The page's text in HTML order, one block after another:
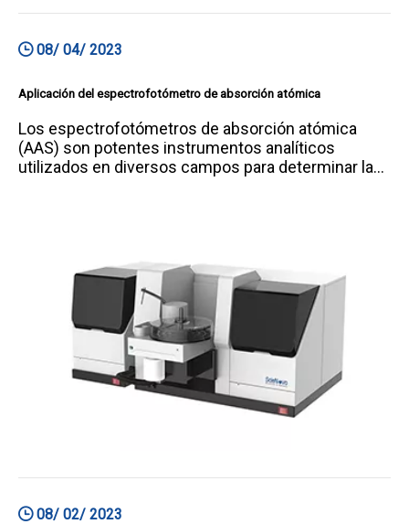
08/ 04/ 2023
Aplicación del espectrofotómetro de absorción atómica
Los espectrofotómetros de absorción atómica
(AAS) son potentes instrumentos analíticos
utilizados en diversos campos para determinar la
08/ 02/ 2023